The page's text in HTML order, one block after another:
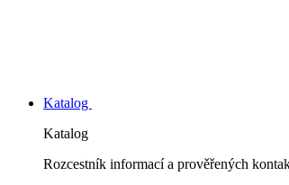
Katalog
Katalog
Rozcestník informací a prověřených